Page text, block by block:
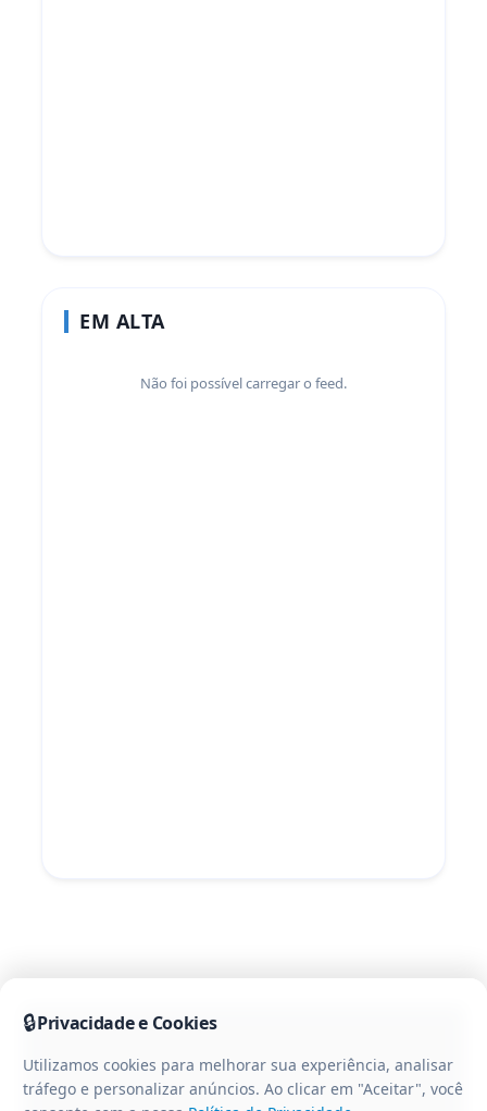
EM ALTA
Não foi possível carregar o feed.
🔒Privacidade e Cookies
Utilizamos cookies para melhorar sua experiência, analisar
tráfego e personalizar anúncios. Ao clicar em "Aceitar", você